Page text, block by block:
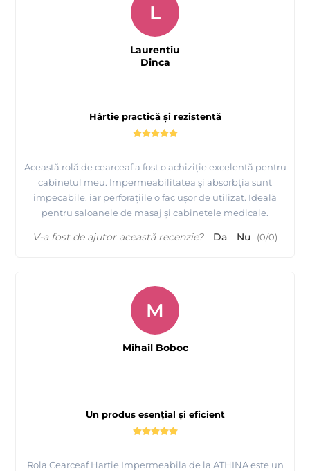
Hârtie practică și rezistentă
Această rolă de cearceaf a fost o achiziție excelentă pentru
cabinetul meu. Impermeabilitatea și absorbția sunt
impecabile, iar perforațiile o fac ușor de utilizat. Ideală
pentru saloanele de masaj și cabinetele medicale.
L
Laurentiu
Dinca
V-a fost de ajutor această recenzie? Da Nu (0/0)
Un produs esențial și eficient
Rola Cearceaf Hartie Impermeabila de la ATHINA este un
M
Mihail Boboc